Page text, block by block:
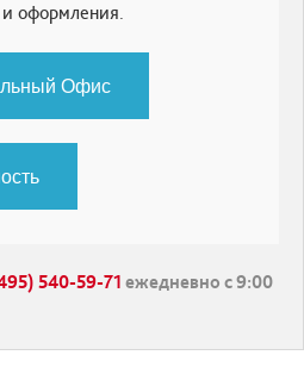
оформления.
Офис
540-59-71 ежедневно с 9:00